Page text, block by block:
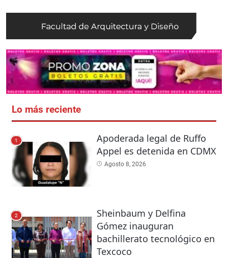
Lo más reciente
1
Apoderada legal de Ruffo
Appel es detenida en CDMX
Agosto 8, 2026
2
Sheinbaum y Delfina
Gómez inauguran
bachillerato tecnológico en
Texcoco